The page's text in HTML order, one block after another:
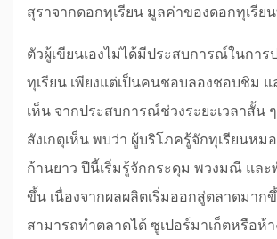
สุราจากดอกทุเรียน มูลค่าของดอกทุเรีย
ตัวผู้เขียนเองไม่ได้มีประสบการณ์ในกา
ทุเรียน เพียงแต่เป็นคนชอบลองชอบชิม
เห็น จากประสบการณ์ช่วงระยะเวลาสั้น
สังเกตุเห็น พบว่า ผู้บริโภครู้จักทุเรียนห
ก้านยาว ปีนี้เริ่มรู้จักกระดุม พวงมณี แล
ขึ้น เนื่องจากผลผลิตเริ่มออกสู่ตลาดมาก
สามารถทำตลาดได้ ซูเปอร์มาเก็ตหรือห้